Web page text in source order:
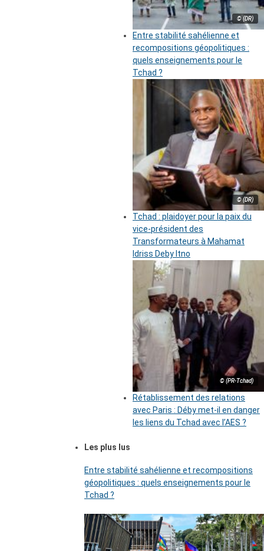
© (DR)
Entre stabilité sahélienne et
recompositions géopolitiques :
quels enseignements pour le
Tchad ?
© (DR)
Tchad : plaidoyer pour la paix du
vice-président des
Transformateurs à Mahamat
Idriss Deby Itno
© (PR-Tchad)
Rétablissement des relations
avec Paris : Déby met-il en danger
les liens du Tchad avec l’AES ?
Les plus lus
Entre stabilité sahélienne et recompositions
géopolitiques : quels enseignements pour le
Tchad ?